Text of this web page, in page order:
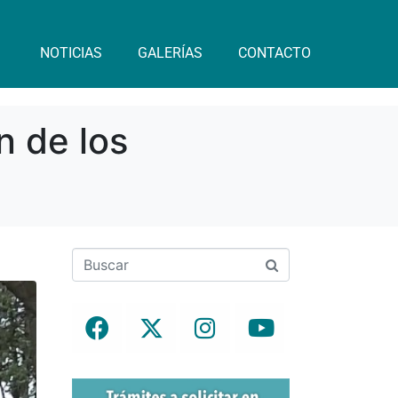
NOTICIAS GALERÍAS CONTACTO
de los